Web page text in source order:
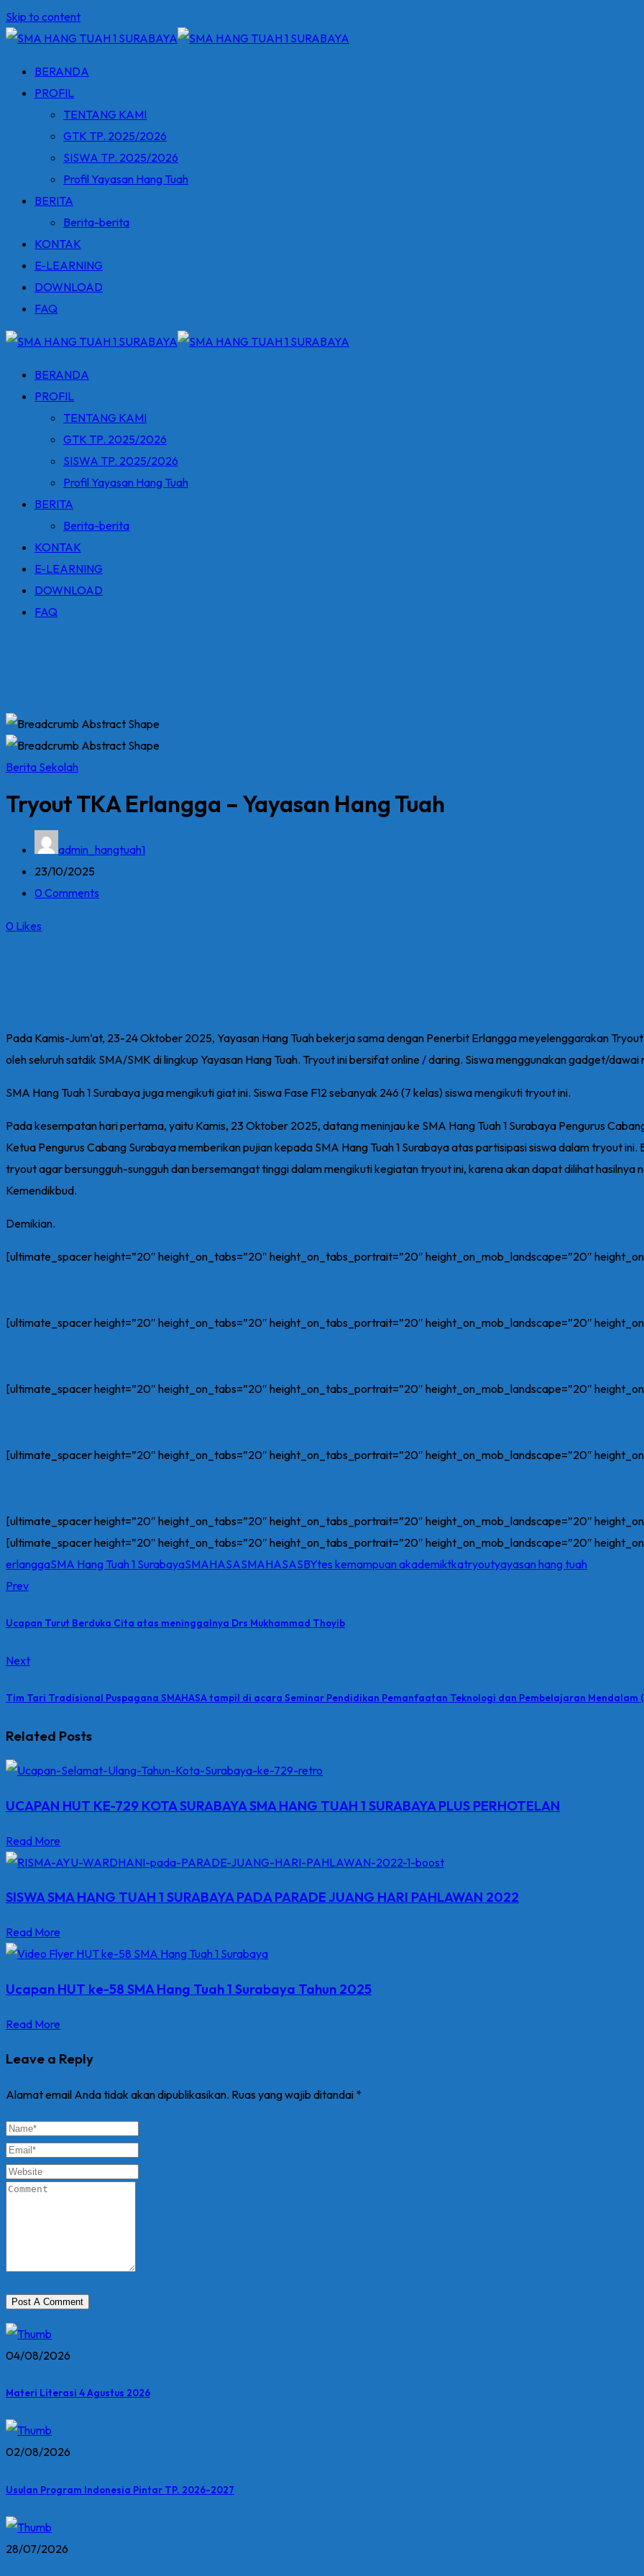
Skip to content
BERANDA
PROFIL
TENTANG KAMI
GTK TP. 2025/2026
SISWA TP. 2025/2026
Profil Yayasan Hang Tuah
BERITA
Berita-berita
KONTAK
E-LEARNING
DOWNLOAD
FAQ
BERANDA
PROFIL
TENTANG KAMI
GTK TP. 2025/2026
SISWA TP. 2025/2026
Profil Yayasan Hang Tuah
BERITA
Berita-berita
KONTAK
E-LEARNING
DOWNLOAD
FAQ
Berita Sekolah
Tryout TKA Erlangga – Yayasan Hang Tuah
admin_hangtuah1
23/10/2025
0 Comments
0 Likes
Pada Kamis-Jum’at, 23-24 Oktober 2025, Yayasan Hang Tuah bekerja sama dengan Penerbit Erlangga meyelenggarakan
oleh seluruh satdik SMA/SMK di lingkup Yayasan Hang Tuah. Tryout ini bersifat online / daring. Siswa menggunakan gadget/
SMA Hang Tuah 1 Surabaya juga mengikuti giat ini. Siswa Fase F12 sebanyak 246 (7 kelas) siswa mengikuti tryout ini.
Pada kesempatan hari pertama, yaitu Kamis, 23 Oktober 2025, datang meninjau ke SMA Hang Tuah 1 Surabaya Pengurus
Ketua Pengurus Cabang Surabaya memberikan pujian kepada SMA Hang Tuah 1 Surabaya atas partisipasi siswa dalam tryout
tryout agar bersungguh-sungguh dan bersemangat tinggi dalam mengikuti kegiatan tryout ini, karena akan dapat dilihat hasilnya
Kemendikbud.
Demikian.
[ultimate_spacer height=”20″ height_on_tabs=”20″ height_on_tabs_portrait=”20″ height_on_mob_landscape=”20″
[ultimate_spacer height=”20″ height_on_tabs=”20″ height_on_tabs_portrait=”20″ height_on_mob_landscape=”20″
[ultimate_spacer height=”20″ height_on_tabs=”20″ height_on_tabs_portrait=”20″ height_on_mob_landscape=”20″
[ultimate_spacer height=”20″ height_on_tabs=”20″ height_on_tabs_portrait=”20″ height_on_mob_landscape=”20″
[ultimate_spacer height=”20″ height_on_tabs=”20″ height_on_tabs_portrait=”20″ height_on_mob_landscape=”20″
[ultimate_spacer height=”20″ height_on_tabs=”20″ height_on_tabs_portrait=”20″ height_on_mob_landscape=”20″
erlanggaSMA Hang Tuah 1 SurabayaSMAHASASMAHASASBYtes kemampuan akademiktkatryoutyayasan hang tuah
Prev
Ucapan Turut Berduka Cita atas meninggalnya Drs Mukhammad Thoyib
Next
Tim Tari Tradisional Puspagana SMAHASA tampil di acara Seminar Pendidikan Pemanfaatan Teknologi dan Pembelajaran Mendalam
Related Posts
UCAPAN HUT KE-729 KOTA SURABAYA SMA HANG TUAH 1 SURABAYA PLUS PERHOTELAN
Read More
SISWA SMA HANG TUAH 1 SURABAYA PADA PARADE JUANG HARI PAHLAWAN 2022
Read More
Ucapan HUT ke-58 SMA Hang Tuah 1 Surabaya Tahun 2025
Read More
Leave a Reply
Alamat email Anda tidak akan dipublikasikan. Ruas yang wajib ditandai *
04/08/2026
Materi Literasi 4 Agustus 2026
02/08/2026
Usulan Program Indonesia Pintar TP. 2026-2027
28/07/2026